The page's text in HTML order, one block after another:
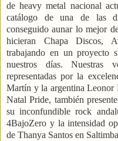
de heavy metal nacional
catálogo de una de las
conseguido aunar lo mejor
hicieran Chapa Discos,
trabajando en un proyecto
nuestros días. Nuestras
representadas por la
Martín y la argentina Leonor
Natal Pride, también
su inconfundible rock
4BajoZero y la intensidad
de Thanya Santos en